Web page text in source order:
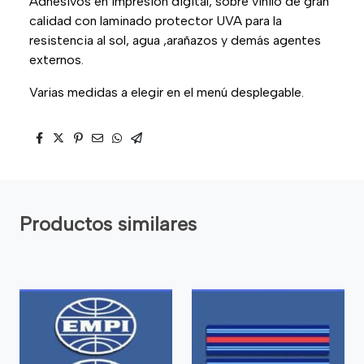
calidad con laminado protector UVA para la
resistencia al sol, agua ,arañazos y demás agentes
externos.
Varias medidas a elegir en el menú desplegable.
Productos similares